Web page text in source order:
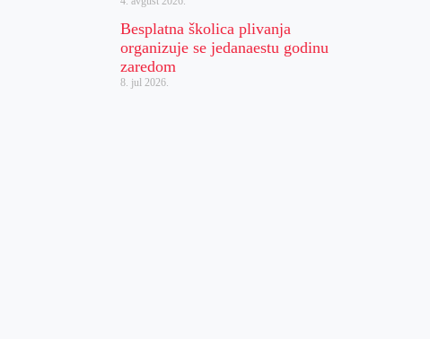
Besplatna školica plivanja
organizuje se jedanaestu godinu
zaredom
8. jul 2026.